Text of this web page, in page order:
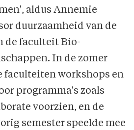
aldus Annemie
duurzaamheid van de
de faculteit Bio-
In de zomer
faculteiten workshops en
programma's zoals
voorzien, en de
semester speelde mee